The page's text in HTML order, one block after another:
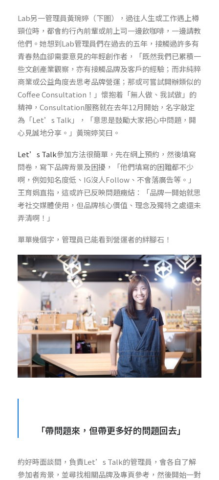
Lab另一管理員黃琬婷（下圖），過往人生或工作遇上樽
頸位時，都會約行內前輩或前上司一邊飲咖啡，一邊請教
他們。她想到Lab管理員們在過去的五年，接觸過許多有
青春熱血卻需要意見的年輕創作者，「既然我們已累積一
些文創產業觀察，亦有接觸品牌及客戶的經驗；而非純粹
商業或公益角度去思考品牌營運；那或可嘗試開辦類似的
Coffee Consultation！」懷抱着「無人做、我試做」的
精神，Consultation服務就在去年12月開始，名字敲定
為「Let’s Talk」，「意思是鼓勵大家把心中問題，開
心見誠地分享。」黃琬婷笑曰。
Let’s Talk參加方法很簡單，先在網上預約，然後填寫
問卷，寫下品牌背景及困擾，「他們填寫的困難都不少
啊，例如知名度低、IG沒人Follow、不會落廣告等。」
王育娟直指，這或許已反映問題癥結：「品牌一開始就思
考社交媒體使用，但品牌核心價值、理念及獨特之處還未
弄清啊！」
單單幾個字，管理員已能看到營運者的絆腳石！
「帶問題來，但帶更多好的問題回去」
約好時面談間，負責Let’s Talk的管理員，會各自了解
參加者背景，並尋找相關品牌及專頁參考，然後開始一對